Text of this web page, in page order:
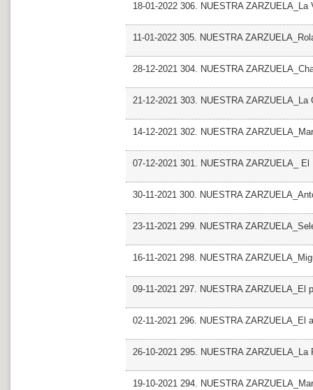
18-01-2022 306. NUESTRA ZARZUELA_La
11-01-2022 305. NUESTRA
28-12-2021 304. NUESTRA
21-12-2021 303. NUESTRA ZARZUELA_La
14-12-2021 302. NUESTRA
07-12-2021 301. NUESTRA ZARZUELA_
30-11-2021 300. NUESTRA
23-11-2021 299. NUESTRA
16-11-2021 298. NUESTRA
09-11-2021 297. NUESTRA ZARZUELA_El
02-11-2021 296. NUESTRA ZARZUELA_El
26-10-2021 295. NUESTRA ZARZUELA_La
19-10-2021 294. NUESTRA